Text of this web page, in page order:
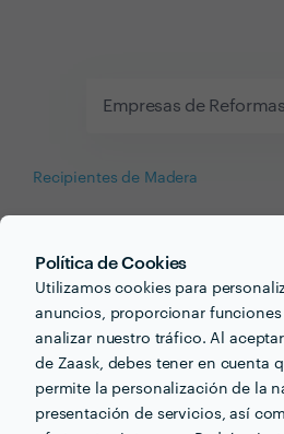
Política de Cookies
Utilizamos cookies para
anuncios, proporcionar funciones
analizar nuestro tráfico. Al
de Zaask, debes tener en cuenta
permite la personalización de la
presentación de servicios, así
Empresas de Reformas
Recipientes de Madera
Servicios para tu
Cuidarte y cuidar es más simple
sabe. Encuentra profesionales del
fisioterapeutas, nutricionistas y